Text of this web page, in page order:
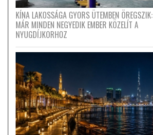
KÍNA LAKOSSÁGA GYORS ÜTEMBEN ÖREGSZIK:
MÁR MINDEN NEGYEDIK EMBER KÖZELÍT A
NYUGDÍJKORHOZ